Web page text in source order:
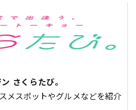
さくらたび。
メスポットやグルメなどを紹介